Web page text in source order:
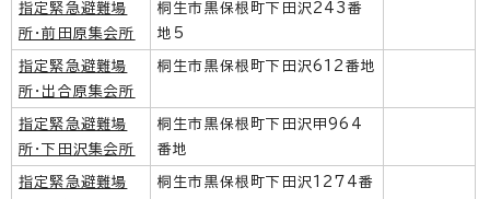
指定緊急避難場
所・前田原集会所
桐生市黒保根町下田沢243番
地5
指定緊急避難場
所・出合原集会所
桐生市黒保根町下田沢612番地
指定緊急避難場
所・下田沢集会所
桐生市黒保根町下田沢甲964
番地
指定緊急避難場
桐生市黒保根町下田沢1274番